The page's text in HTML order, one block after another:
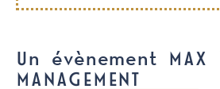
Un évènement MAX
MANAGEMENT